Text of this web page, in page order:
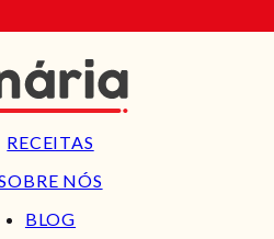
RECEITAS
NÓS
BLOG